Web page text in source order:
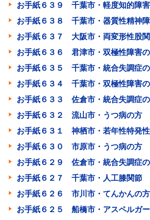
お手紙６３９ 千葉市・軽度知的障
お手紙６３８ 千葉市・器質性精神
お手紙６３７ 大阪市・両変形性股
お手紙６３６ 君津市・双極性障害
お手紙６３５ 千葉市・統合失調症
お手紙６３４ 千葉市・双極性障害
お手紙６３３ 佐倉市・統合失調症
お手紙６３２ 流山市・うつ病の方
お手紙６３１ 神栖市・若年性特発
お手紙６３０ 市原市・うつ病の方
お手紙６２９ 佐倉市・統合失調症
お手紙６２７ 千葉市・人工膝関節
お手紙６２６ 市川市・てんかんの方
お手紙６２５ 船橋市・アスペルガ